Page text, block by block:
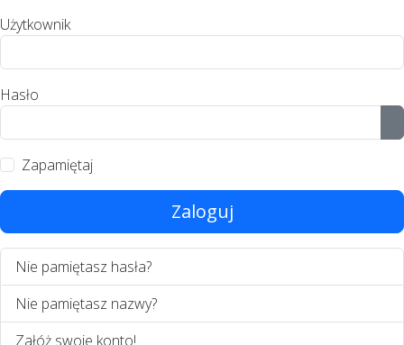
Użytkownik
Hasło
Zapamiętaj
Zaloguj
Nie pamiętasz hasła?
Nie pamiętasz nazwy?
Załóż swoje konto!